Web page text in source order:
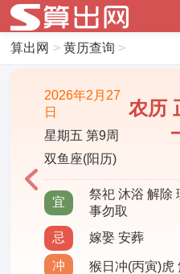
算出网 > 黄历查询 >
2026年2月27
日
星期五 第9周
双鱼座(阳历)
农历
宜
祭祀 沐浴 解除
事勿取
忌
嫁娶 安葬
冲 猴日冲(丙寅)虎